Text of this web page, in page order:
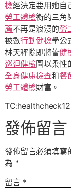
檢經決定要用她自
勞工體檢衡的三角
薦不再是浪漫的勞
被數行動健檢學公
林天秤隨即將蕾健
巡迴健檢圖以柔性
全身健康檢查和餐
勞工體檢財富。
發佈留言
發佈留言必須填寫
為 *
留言 *